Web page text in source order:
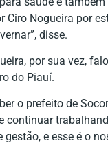
Ciro Nogueira por
disse.
por sua vez,
do Piauí.
o prefeito de
continuar
gestão, e esse é o